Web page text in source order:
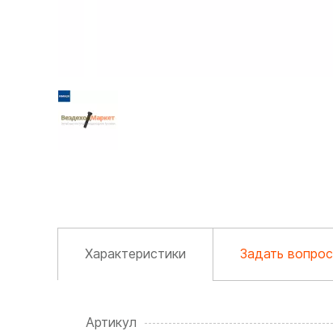
Характеристики Задать вопрос
Артикул